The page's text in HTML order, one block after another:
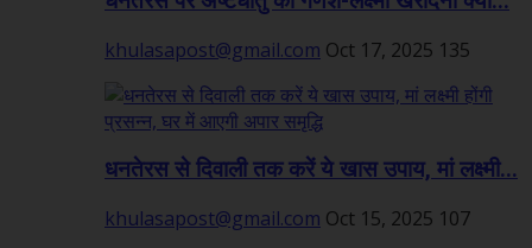
khulasapost@gmail.com Oct 17, 2025 135
धनतेरस से दिवाली तक करें ये खास उपाय, मां लक्ष्मी...
khulasapost@gmail.com Oct 15, 2025 107